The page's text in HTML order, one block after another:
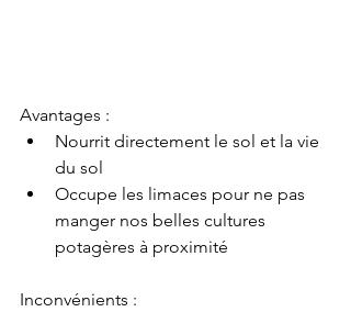
Avantages :
Nourrit directement le sol et la vie
du sol
Occupe les limaces pour ne pas
manger nos belles cultures
potagères à proximité
Inconvénients :